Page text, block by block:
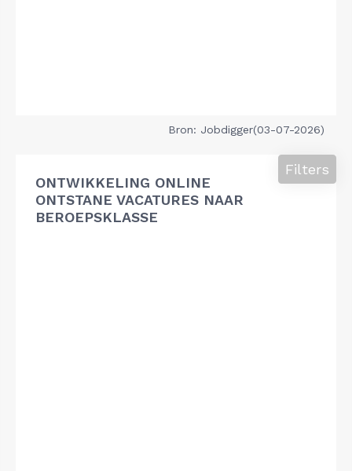
Bron: Jobdigger(03-07-2026)
ONTWIKKELING ONLINE
ONTSTANE VACATURES NAAR
BEROEPSKLASSE
Filters